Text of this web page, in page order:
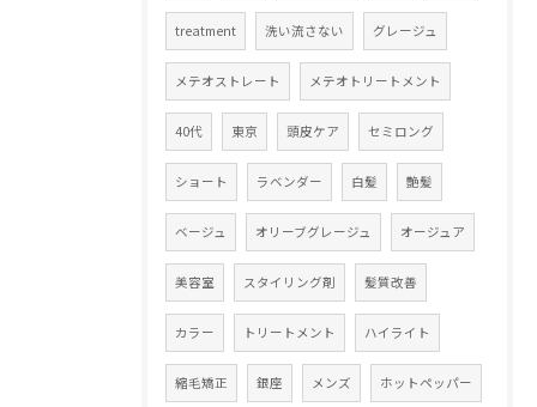
treatment 洗い流さない グレージュ
メテオストレート メテオトリートメント
40代 東京 頭皮ケア セミロング
ショート ラベンダー 白髪 艶髪
ベージュ オリーブグレージュ オージュア
美容室 スタイリング剤 髪質改善
カラー トリートメント ハイライト
縮毛矯正 銀座 メンズ ホットペッパー